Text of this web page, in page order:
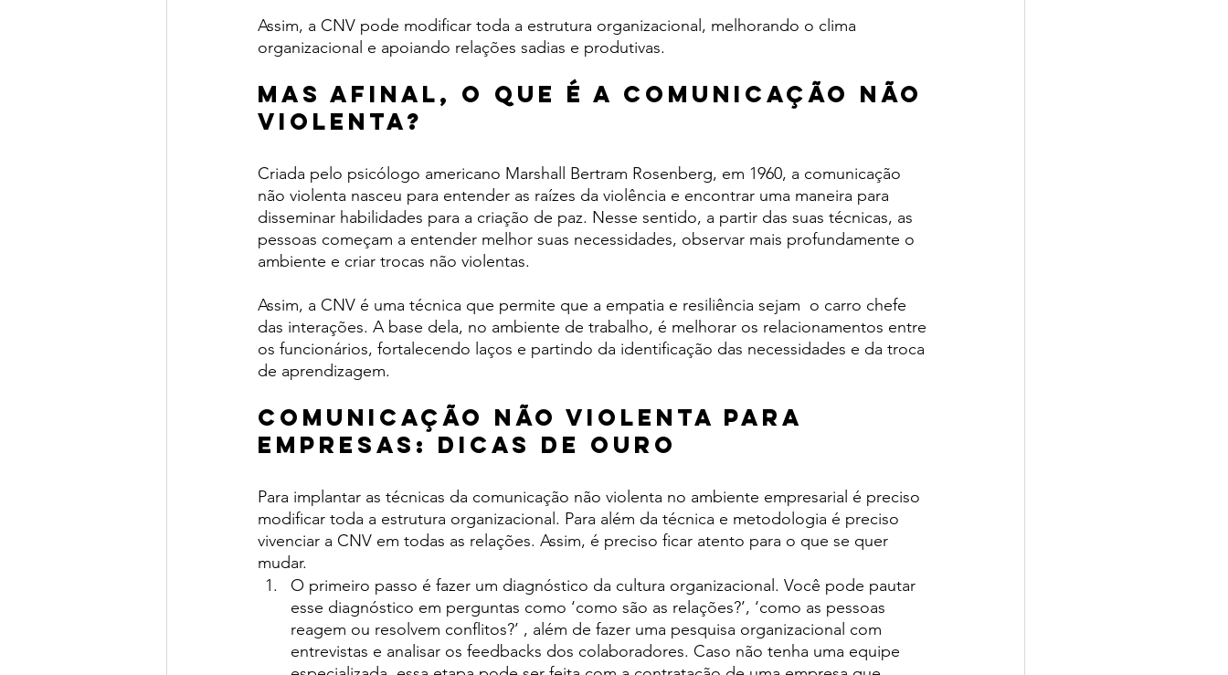
Assim, a CNV pode modificar toda a estrutura organizacional, melhorando o clima
organizacional e apoiando relações sadias e produtivas.
Mas afinal, o que é a comunicação não
violenta?
Criada pelo psicólogo americano Marshall Bertram Rosenberg, em 1960, a comunicação
não violenta nasceu para entender as raízes da violência e encontrar uma maneira para
disseminar habilidades para a criação de paz. Nesse sentido, a partir das suas técnicas, as
pessoas começam a entender melhor suas necessidades, observar mais profundamente o
ambiente e criar trocas não violentas.
Assim, a CNV é uma técnica que permite que a empatia e resiliência sejam  o carro chefe
das interações. A base dela, no ambiente de trabalho, é melhorar os relacionamentos entre
os funcionários, fortalecendo laços e partindo da identificação das necessidades e da troca
de aprendizagem.
Comunicação não violenta para
empresas: dicas de ouro
Para implantar as técnicas da comunicação não violenta no ambiente empresarial é preciso
modificar toda a estrutura organizacional. Para além da técnica e metodologia é preciso
vivenciar a CNV em todas as relações. Assim, é preciso ficar atento para o que se quer
mudar.
O primeiro passo é fazer um diagnóstico da cultura organizacional. Você pode pautar
esse diagnóstico em perguntas como ‘como são as relações?’, ‘como as pessoas
reagem ou resolvem conflitos?’ , além de fazer uma pesquisa organizacional com
entrevistas e analisar os feedbacks dos colaboradores. Caso não tenha uma equipe